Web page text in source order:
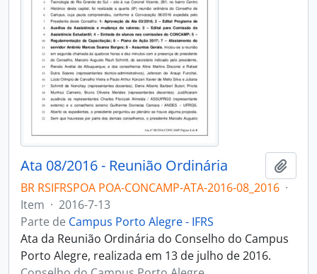
Ata 08/2016 - Reunião Ordinária
BR RSIFRSPOA POA-CONCAMP-ATA-2016-08_2016 ·
Item · 2016-7-13
Parte de Campus Porto Alegre - IFRS
Ata da Reunião Ordinária do Conselho do Campus
Porto Alegre, realizada em 13 de julho de 2016.